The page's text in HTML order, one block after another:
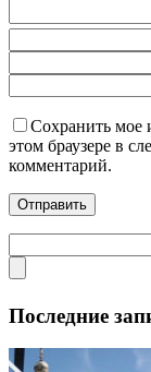
Сохранить мое
этом браузере в
комментарий.
Последние